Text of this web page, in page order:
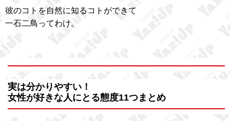
彼のコトを自然に知るコトができて
一石二鳥ってわけ。
実は分かりやすい！
女性が好きな人にとる態度11つまとめ